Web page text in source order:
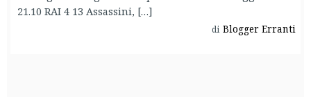
21.10 RAI 4 13 Assassini, […]
di Blogger Erranti